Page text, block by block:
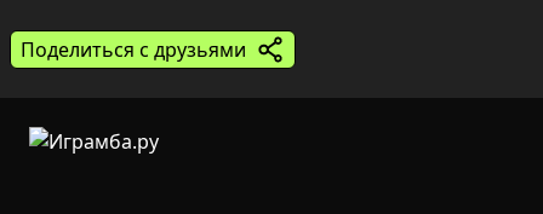
семейном кругу. Управление простое: на ПК есть
клавиши для двух игроков, а на мобильных
можно сразу нырять в весёлые столкновения.
Поделиться с друзьями